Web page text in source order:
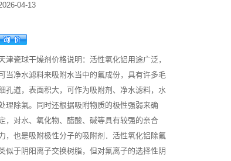
04-13
津瓷球干燥剂价格说明：活性氧化铝用途广泛，
当净水滤料来吸附水当中的氟成份，具有许多毛
孔道，表面积大，可作为吸附剂、净水滤料，水
理除氟。同时还根据吸附物质的极性强弱来确
，对水、氧化物、醋酸、碱等具有较强的亲合
，也是吸附极性分子的吸附剂．活性氧化铝除氟
似于阴阳离子交换树脂，但对氟离子的选择性阴